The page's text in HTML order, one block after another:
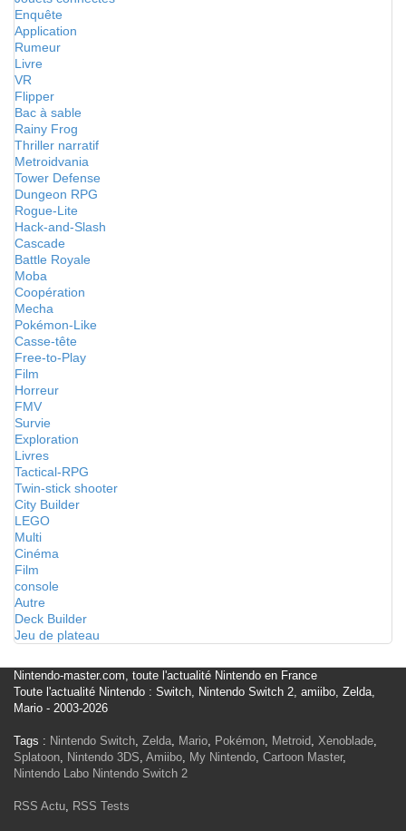
Enquête
Application
Rumeur
Livre
VR
Flipper
Bac à sable
Rainy Frog
Thriller narratif
Metroidvania
Tower Defense
Dungeon RPG
Rogue-Lite
Hack-and-Slash
Cascade
Battle Royale
Moba
Coopération
Mecha
Pokémon-Like
Casse-tête
Free-to-Play
Film
Horreur
FMV
Survie
Exploration
Livres
Tactical-RPG
Twin-stick shooter
City Builder
LEGO
Multi
Cinéma
Film
console
Autre
Deck Builder
Jeu de plateau
Nintendo-master.com, toute l'actualité Nintendo en France
Toute l'actualité Nintendo : Switch, Nintendo Switch 2, amiibo, Zelda,
Mario - 2003-2026
Tags : Nintendo Switch, Zelda, Mario, Pokémon, Metroid, Xenoblade,
Splatoon, Nintendo 3DS, Amiibo, My Nintendo, Cartoon Master,
Nintendo Labo Nintendo Switch 2
RSS Actu, RSS Tests